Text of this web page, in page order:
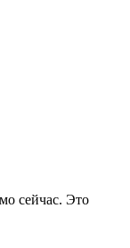
сейчас. Это